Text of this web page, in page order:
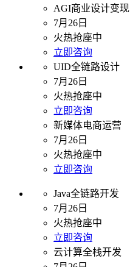
AGI商业设计变现
7月26日
火热抢座中
立即咨询
UID全链路设计
7月26日
火热抢座中
立即咨询
新媒体电商运营
7月26日
火热抢座中
立即咨询
Java全链路开发
7月26日
火热抢座中
立即咨询
云计算全栈开发